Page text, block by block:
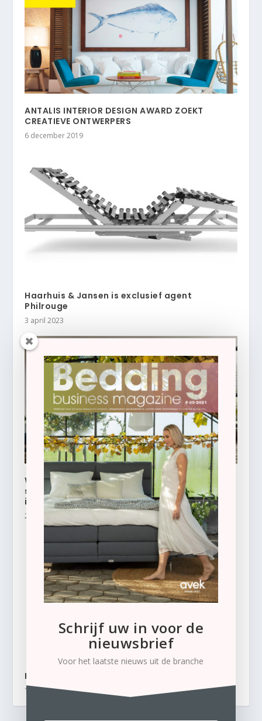
ANTALIS INTERIOR DESIGN AWARD ZOEKT
CREATIEVE ONTWERPERS
6 december 2019
Haarhuis & Jansen is exclusief agent
Philrouge
3 april 2023
Wiemann presenteert het nieuwe
schuifdeurkastensysteem PHOENIX tijdens
inkoopdagen Meubelhart Beusichem
28 januari 2025
Beter Bed biedt ‘matras voor het leven’
19 december 2018
Schrijf uw in voor de
nieuwsbrief
Voor het laatste nieuws uit de branche